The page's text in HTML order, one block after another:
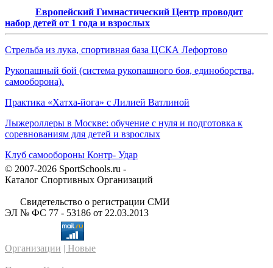
Европейский Гимнастический Центр проводит
набор детей от 1 года и взрослых
Стрельба из лука, спортивная база ЦСКА Лефортово
Рукопашный бой (система рукопашного боя, единоборства,
самооборона).
Практика «Хатха-йога» с Лилией Ватлиной
Лыжероллеры в Москве: обучение с нуля и подготовка к
соревнованиям для детей и взрослых
Клуб самообороны Контр- Удар
© 2007-2026 SportSchools.ru -
Каталог Спортивных Организаций
Свидетельство о регистрации СМИ
ЭЛ № ФС 77 - 53186 от 22.03.2013
Организации | Новые